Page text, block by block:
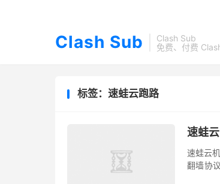
Clash Sub
Clash Sub
免费、付费
标签：速蛙云跑路
速蛙
速蛙云
翻墙协